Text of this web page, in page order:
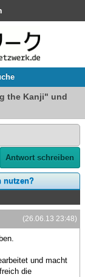
the Kanji" und
Antwort schreiben
nutzen?
(26.06.13 23:48)
und macht
die